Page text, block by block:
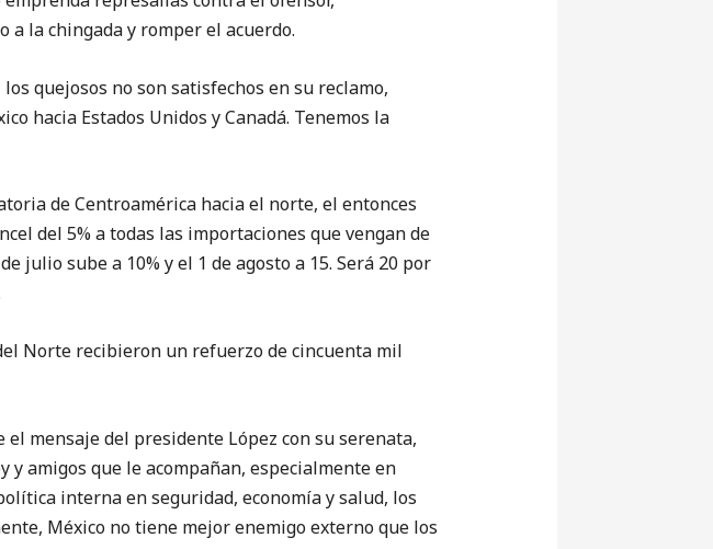
a la chingada y romper el acuerdo.
quejosos no son satisfechos en su reclamo,
hacia Estados Unidos y Canadá. Tenemos la
de Centroamérica hacia el norte, el entonces
del 5% a todas las importaciones que vengan de
julio sube a 10% y el 1 de agosto a 15. Será 20 por
Norte recibieron un refuerzo de cincuenta mil
del presidente López con su serenata,
amigos que le acompañan, especialmente en
interna en seguridad, economía y salud, los
México no tiene mejor enemigo externo que los